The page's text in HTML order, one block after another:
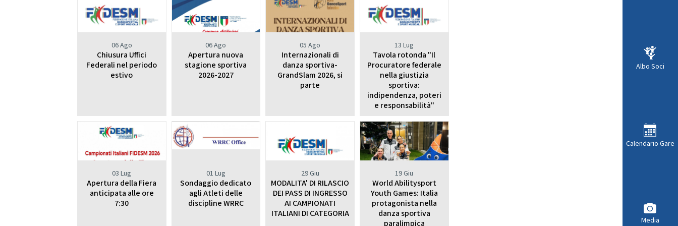
Albo Soci
Calendario Gare
Media
DIRIGENTI SPORTIVI
GIUSTIZIA SPORTIVA
LOGO E PATROCINIO
CONTATTI
Danze Filuzziane
DANZE ACCADEMICHE
Danza Classica
Modern Contemporary
Jazz Dance
Show Dance
Break Dance
Street Show
SETTORE PARALIMPICO
La Disciplina
TESTI TECNICI
06 Ago
Chiusura Uffici
Federali nel periodo
estivo
06 Ago
Apertura nuova
stagione sportiva
2026-2027
05 Ago
Internazionali di
danza sportiva-
GrandSlam 2026, si
parte
13 Lug
Tavola rotonda "Il
Procuratore federale
nella giustizia
sportiva:
indipendenza, poteri
e responsabilità"
03 Lug
Apertura della Fiera
anticipata alle ore
7:30
01 Lug
Sondaggio dedicato
agli Atleti delle
discipline WRRC
29 Giu
MODALITA' DI RILASCIO
DEI PASS DI INGRESSO
AI CAMPIONATI
ITALIANI DI CATEGORIA
19 Giu
World Abilitysport
Youth Games: Italia
protagonista nella
danza sportiva
paralimpica